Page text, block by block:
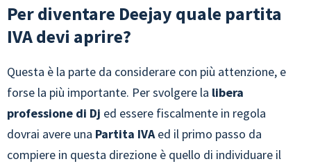
Per diventare Deejay quale partita
IVA devi aprire?
Questa è la parte da considerare con più attenzione, e
forse la più importante. Per svolgere la libera
professione di Dj ed essere fiscalmente in regola
dovrai avere una Partita IVA ed il primo passo da
compiere in questa direzione è quello di individuare il